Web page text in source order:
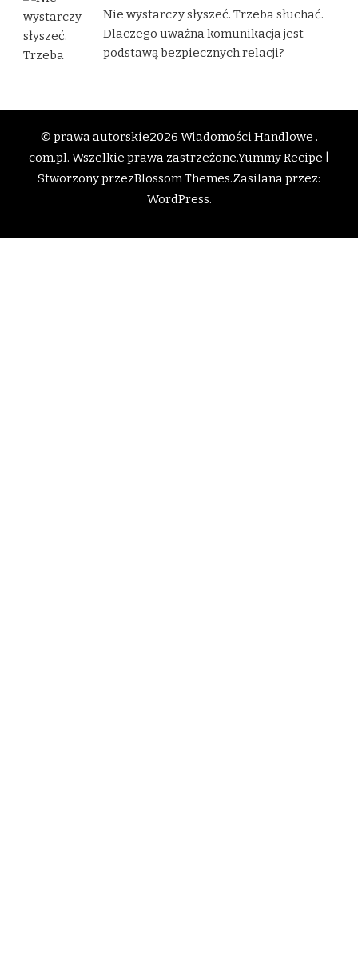
Nie wystarczy słyszeć. Trzeba słuchać.
Dlaczego uważna komunikacja jest
podstawą bezpiecznych relacji?
© prawa autorskie2026 Wiadomości Handlowe .
com.pl. Wszelkie prawa zastrzeżone.Yummy Recipe |
Stworzony przezBlossom Themes.Zasilana przez:
WordPress.